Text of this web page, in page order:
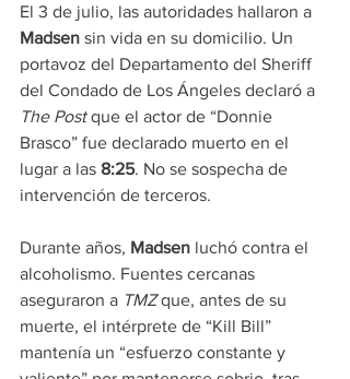
El 3 de julio, las autoridades hallaron a
Madsen sin vida en su domicilio. Un
portavoz del Departamento del Sheriff
del Condado de Los Ángeles declaró a
The Post que el actor de “Donnie
Brasco” fue declarado muerto en el
lugar a las 8:25. No se sospecha de
intervención de terceros.
Durante años, Madsen luchó contra el
alcoholismo. Fuentes cercanas
aseguraron a TMZ que, antes de su
muerte, el intérprete de “Kill Bill”
mantenía un “esfuerzo constante y